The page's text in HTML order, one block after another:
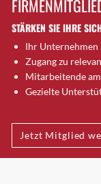
Brütten
Bubendorf
Bubikon
Buchs (SG)
Burgdorf
Bülach
Cazis
Cham
STÄRKEN SIE IHRE
Ihr Unternehmen
Zugang zu
Mitarbeitende
Gezielte
Jetzt Mitglied